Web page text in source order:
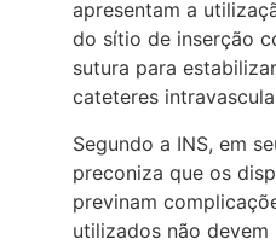
apresentam a
do sítio de inserção
sutura para
cateteres
Segundo a INS, em
preconiza que os
previnam
utilizados não